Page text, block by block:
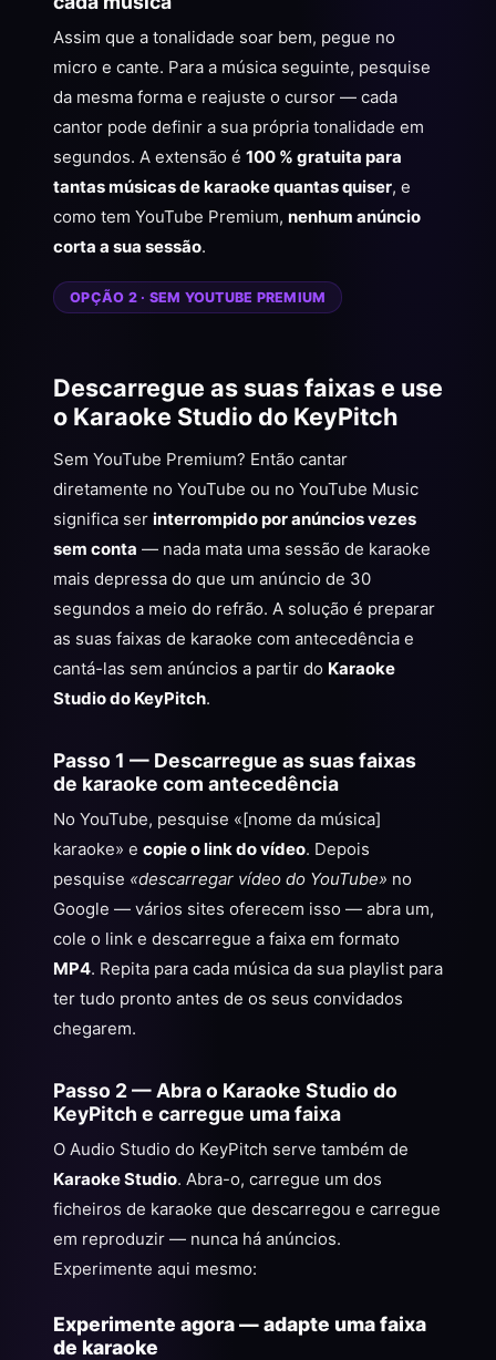
Assim que a tonalidade soar bem, pegue no
micro e cante. Para a música seguinte, pesquise
da mesma forma e reajuste o cursor — cada
cantor pode definir a sua própria tonalidade em
segundos. A extensão é 100 % gratuita para
tantas músicas de karaoke quantas quiser, e
como tem YouTube Premium, nenhum anúncio
corta a sua sessão.
OPÇÃO 2 · SEM YOUTUBE PREMIUM
Descarregue as suas faixas e use
o Karaoke Studio do KeyPitch
Sem YouTube Premium? Então cantar
diretamente no YouTube ou no YouTube Music
significa ser interrompido por anúncios vezes
sem conta — nada mata uma sessão de karaoke
mais depressa do que um anúncio de 30
segundos a meio do refrão. A solução é preparar
as suas faixas de karaoke com antecedência e
cantá-las sem anúncios a partir do Karaoke
Studio do KeyPitch.
Passo 1 — Descarregue as suas faixas
de karaoke com antecedência
No YouTube, pesquise «[nome da música]
karaoke» e copie o link do vídeo. Depois
pesquise «descarregar vídeo do YouTube» no
Google — vários sites oferecem isso — abra um,
cole o link e descarregue a faixa em formato
MP4. Repita para cada música da sua playlist para
ter tudo pronto antes de os seus convidados
chegarem.
Passo 2 — Abra o Karaoke Studio do
KeyPitch e carregue uma faixa
O Audio Studio do KeyPitch serve também de
Karaoke Studio. Abra-o, carregue um dos
ficheiros de karaoke que descarregou e carregue
em reproduzir — nunca há anúncios.
Experimente aqui mesmo:
Experimente agora — adapte uma faixa
de karaoke